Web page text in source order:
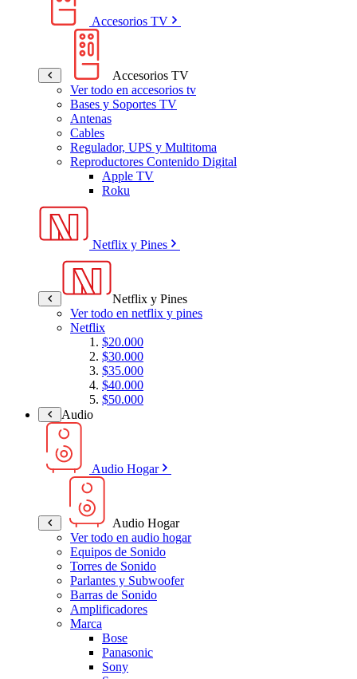
Accesorios TV
Accesorios TV
Ver todo en accesorios tv
Bases y Soportes TV
Antenas
Cables
Regulador, UPS y Multitoma
Reproductores Contenido Digital
Apple TV
Roku
Netflix y Pines
Netflix y Pines
Ver todo en netflix y pines
Netflix
$20.000
$30.000
$35.000
$40.000
$50.000
Audio
Audio Hogar
Audio Hogar
Ver todo en audio hogar
Equipos de Sonido
Torres de Sonido
Parlantes y Subwoofer
Barras de Sonido
Amplificadores
Marca
Bose
Panasonic
Sony